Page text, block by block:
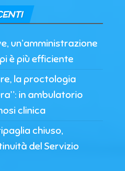
un’amministrazione
è più efficiente
la proctologia
in ambulatorio
clinica
chiuso,
del Servizio